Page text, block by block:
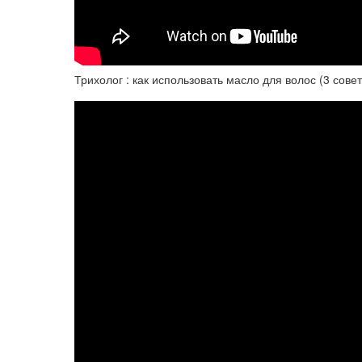
Трихолог : как использовать масло для волос (3